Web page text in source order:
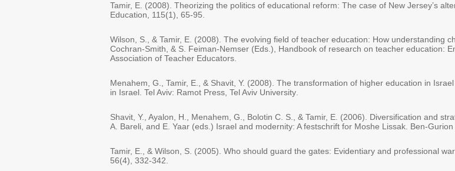
Tamir, E. (2008). Theorizing the politics of educational reform: The case of New Jersey’s
Education, 115(1), 65-95
Wilson, S ., & Tamir, E. (2008). The evolving field of teacher education: How understanding
Cochran-Smith , & S. Feiman-Nemser (Eds.), Handbook of research on teacher education:
Association of Teacher Educators
Menahem, G., Tamir, E ., & Shavit, Y. (2008). The transformation of higher education in
in Israel. Tel Aviv: Ramot Press, Tel Aviv University
Shavit, Y., Ayalon, H., Menahem, G., Bolotin C. S ., & Tamir, E. (2006). Diversification and
A. Bareli, and E. Yaar (eds.) Israel and modernity: A festschrift for Moshe Lissak. Ben-
Tamir, E ., & Wilson, S. (2005). Who should guard the gates: Evidentiary and professional
56(4), 332-342